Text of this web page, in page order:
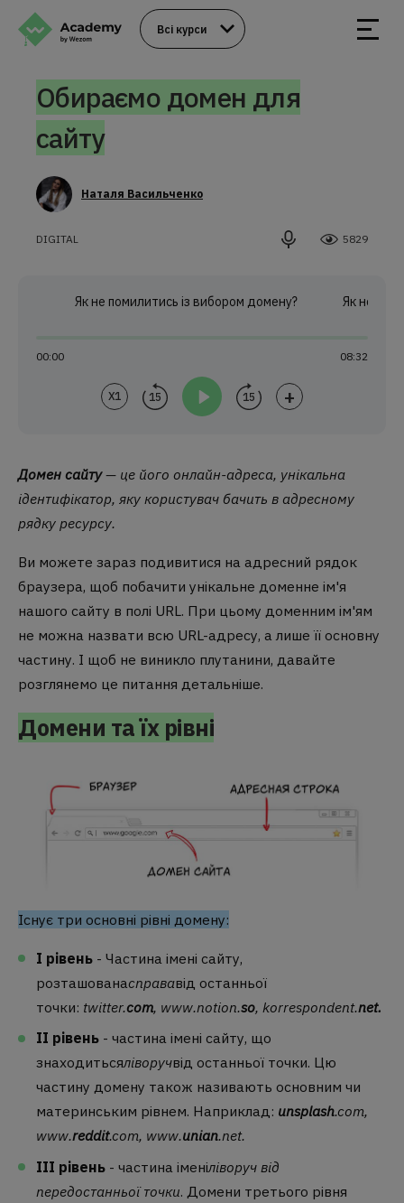
Всі курси
Обираємо домен для
сайту
Наталя Васильченко
DIGITAL 5829
Як не помилитись із вибором домену? Як не
00:00 08:32
X1 15 15 +
Домен сайту— це його онлайн-адреса, унікальна
ідентифікатор, яку користувач бачить в адресному
рядку ресурсу.
Ви можете зараз подивитися на адресний рядок
браузера, щоб побачити унікальне доменне ім'я
нашого сайту в полі URL. При цьому доменним ім'ям
не можна назвати всю URL-адресу, а лише її основну
частину. І щоб не виникло плутанини, давайте
розглянемо це питання детальніше.
Домени та їх рівні
Існує три основні рівні домену:
I рівень - Частина імені сайту,
розташованасправавід останньої
точки: twitter.com, www.notion.so, korrespondent.net.
II рівень - частина імені сайту, що
знаходитьсяліворучвід останньої точки. Цю
частину домену також називають основним чи
материнським рівнем. Наприклад: unsplash.com,
www.reddit.com, www.unian.net.
III рівень - частина іменіліворуч від
передостанньої точки. Домени третього рівня